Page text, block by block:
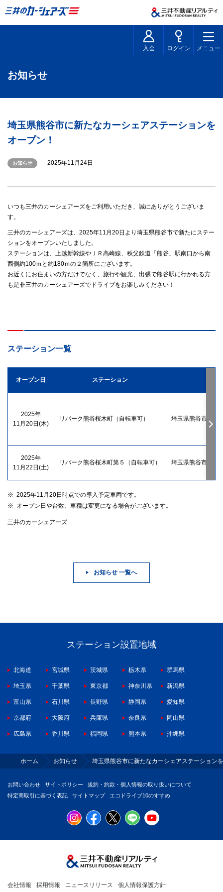
入会 ログイン メニュー
お知らせ
埼玉県熊谷市に新たなカーシェアステーションを
オープン！
お知らせ 2025年11月24日
いつも三井のカーシェアーズをご利用いただき、誠にありがとうございま
す。
三井のカーシェアーズは、2025年11月20日より埼玉県熊谷市で新たにステー
ションをオープンいたしました。
ステーションは、上越新幹線やＪＲ高崎線、秩父鉄道「熊谷」駅南口から南
西側約100ｍと約180ｍの２箇所にございます。
お近くにお住まいの方だけでなく、旅行や観光、出張で熊谷駅に行かれる方
も是非三井のカーシェアーズでドライブをお楽しみください！
ステーション一覧
オープン日 ステーション
2025年
11月20日(木)
リパーク熊谷桜木町（自転車可） 埼玉県熊谷市桜木
2025年
11月22日(土)
リパーク熊谷桜木町第５（自転車可） 埼玉県熊谷市桜木
※ 2025年11月20日時点での導入予定車両です。
※ オープン日や台数、車種は変更になる場合がございます。
三井のカーシェアーズ
お知らせ 一覧へ
ステーション設置地域
北海道 宮城県 茨城県 栃木県 群馬県
埼玉県 千葉県 東京都 神奈川県 新潟県
富山県 石川県 長野県 静岡県 愛知県
京都府 大阪府 兵庫県 奈良県 岡山県
広島県 香川県 福岡県 熊本県 沖縄県
ホーム お知らせ 埼玉県熊谷市に新たなカーシェアステーション
お問い合わせ サイトポリシー
規約・約款・個人情報の取り扱いについて
特定商取引に基づく表記
サイトマップ エコドライブ10のすすめ
会社情報 採用情報 ニュースリリース 個人情報保護方針